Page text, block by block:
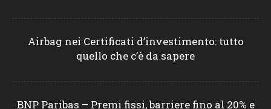
Airbag nei Certificati d’investimento: tutto
quello che c’è da sapere
BNP Paribas – Premi fissi, barriere fino al 20% e